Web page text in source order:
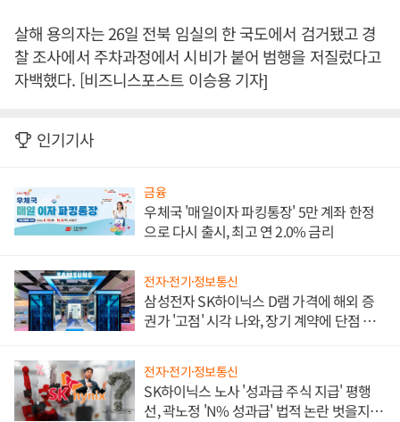
살해 용의자는 26일 전북 임실의 한 국도에서 검거됐고 경
찰 조사에서 주차과정에서 시비가 붙어 범행을 저질렀다고
자백했다. [비즈니스포스트 이승용 기자]
인기기사
금융
우체국 '매일이자 파킹통장' 5만 계좌 한정
으로 다시 출시, 최고 연 2.0% 금리
전자·전기·정보통신
삼성전자 SK하이닉스 D램 가격에 해외 증
권가 '고점' 시각 나와, 장기 계약에 단점 부
전자·전기·정보통신
SK하이닉스 노사 '성과급 주식 지급' 평행
선, 곽노정 'N% 성과급' 법적 논란 벗을지 주